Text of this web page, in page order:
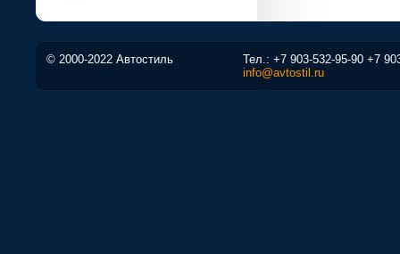
© 2000-2022 Автостиль Тел.: +7 903-532-95-90 +7
info@avtostil.ru